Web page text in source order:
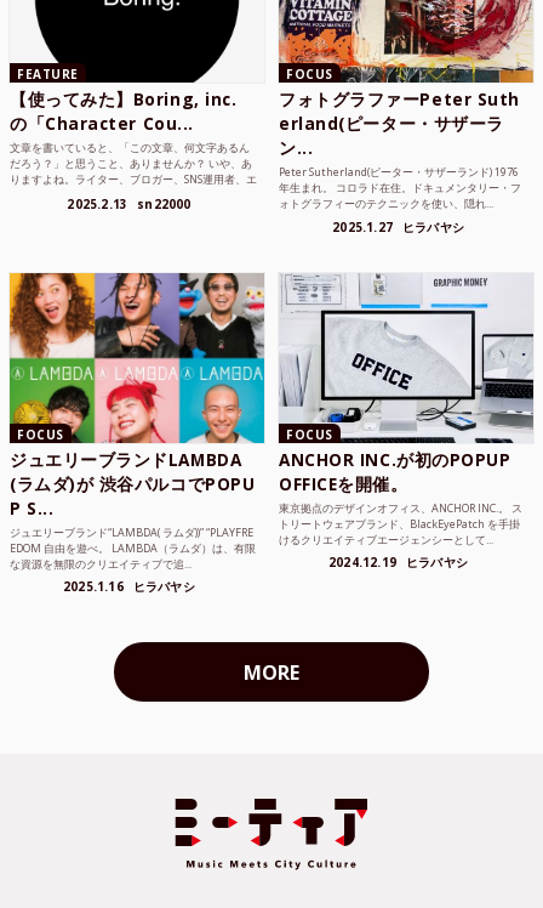
FEATURE
【使ってみた】Boring, inc.
の「Character Cou...
文章を書いていると、「この文章、何文字あるん
だろう？」と思うこと、ありませんか？ いや、あ
りますよね。ライター、ブロガー、SNS運用者、エ
2025.2.13 sn22000
FOCUS
フォトグラファーPeter Suth
erland(ピーター・サザーラ
ン...
Peter Sutherland(ピーター・サザーランド) 1976
年生まれ。 コロラド在住。ドキュメンタリー・フ
ォトグラフィーのテクニックを使い、隠れ...
2025.1.27 ヒラバヤシ
FOCUS
ジュエリーブランドLAMBDA
(ラムダ)が 渋谷パルコでPOPU
P S...
ジュエリーブランド“LAMBDA( ラムダ))” “PLAYFRE
EDOM 自由を遊べ。 LAMBDA（ラムダ）は、有限
な資源を無限のクリエイティブで追...
2025.1.16 ヒラバヤシ
FOCUS
ANCHOR INC.が初のPOPUP
OFFICEを開催。
東京拠点のデザインオフィス、ANCHOR INC.。 ス
トリートウェアブランド、BlackEyePatch を手掛
けるクリエイティブエージェンシーとして...
2024.12.19 ヒラバヤシ
MORE